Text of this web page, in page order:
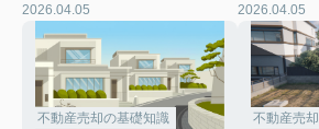
2026.04.05 2026.04.05
不動産売却の基礎知識 不動産売